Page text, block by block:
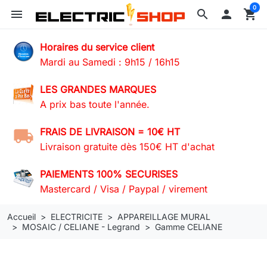
search
menu  shopping_cart
0
Horaires du service client
Mardi au Samedi : 9h15 / 16h15
LES GRANDES MARQUES
A prix bas toute l'année.
FRAIS DE LIVRAISON = 10€ HT
Livraison gratuite dès 150€ HT d'achat
PAIEMENTS 100% SECURISES
Mastercard / Visa / Paypal / virement
Accueil ELECTRICITE
APPAREILLAGE MURAL
MOSAIC / CELIANE - Legrand
Gamme CELIANE